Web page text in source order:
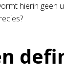
hierin geen